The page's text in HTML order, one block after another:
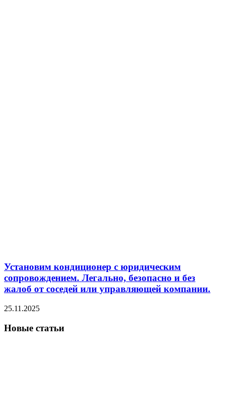
Установим кондиционер с юридическим
сопровождением. Легально, безопасно и без
жалоб от соседей или управляющей компании.
25.11.2025
Новые статьи